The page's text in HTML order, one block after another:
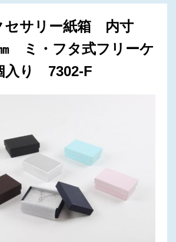
サリー紙箱 内寸
ミ・フタ式フリーケ
入り 7302-F